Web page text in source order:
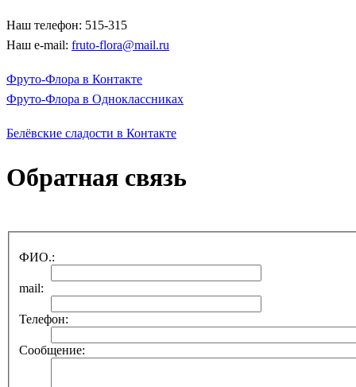
Наш телефон: 515-315
Наш e-mail: fruto-flora@mail.ru
Фруто-Флора в Контакте
Фруто-Флора в Одноклассниках
Белёвские сладости в Контакте
Обратная связь
ФИО.:
mail:
Телефон:
Сообщение: